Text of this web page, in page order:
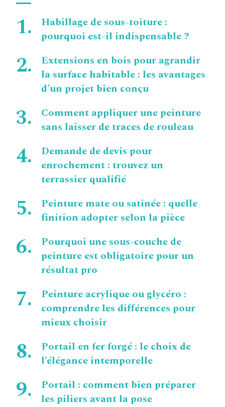
Habillage de sous-toiture :
pourquoi est-il indispensable ?
Extensions en bois pour agrandir
la surface habitable : les avantages
d’un projet bien conçu
Comment appliquer une peinture
sans laisser de traces de rouleau
Demande de devis pour
enrochement : trouvez un
terrassier qualifié
Peinture mate ou satinée : quelle
finition adopter selon la pièce
Pourquoi une sous-couche de
peinture est obligatoire pour un
résultat pro
Peinture acrylique ou glycéro :
comprendre les différences pour
mieux choisir
Portail en fer forgé : le choix de
l’élégance intemporelle
Portail : comment bien préparer
les piliers avant la pose